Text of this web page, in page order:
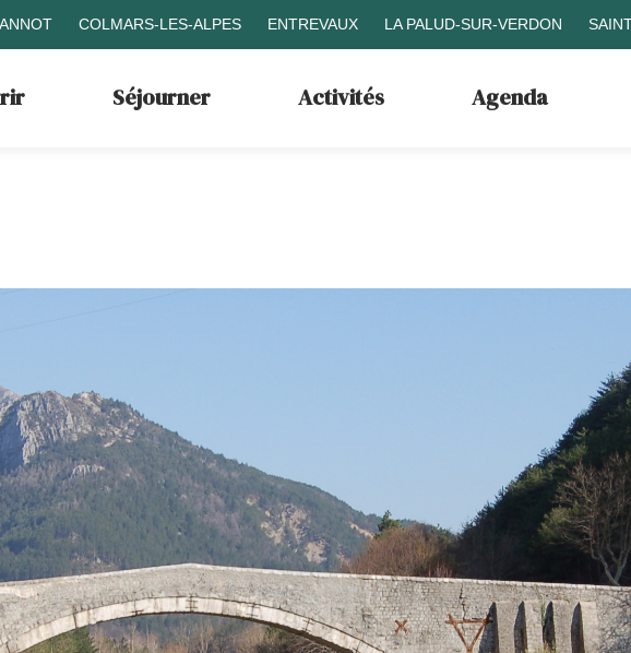
ANNOT COLMARS-LES-ALPES ENTREVAUX LA PALUD-SUR-VERDON
Séjourner Activités Agenda